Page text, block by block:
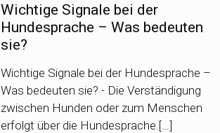
Wichtige Signale bei der
Hundesprache – Was bedeuten
sie?
Wichtige Signale bei der Hundesprache –
Was bedeuten sie? - Die Verständigung
zwischen Hunden oder zum Menschen
erfolgt über die Hundesprache.[…]